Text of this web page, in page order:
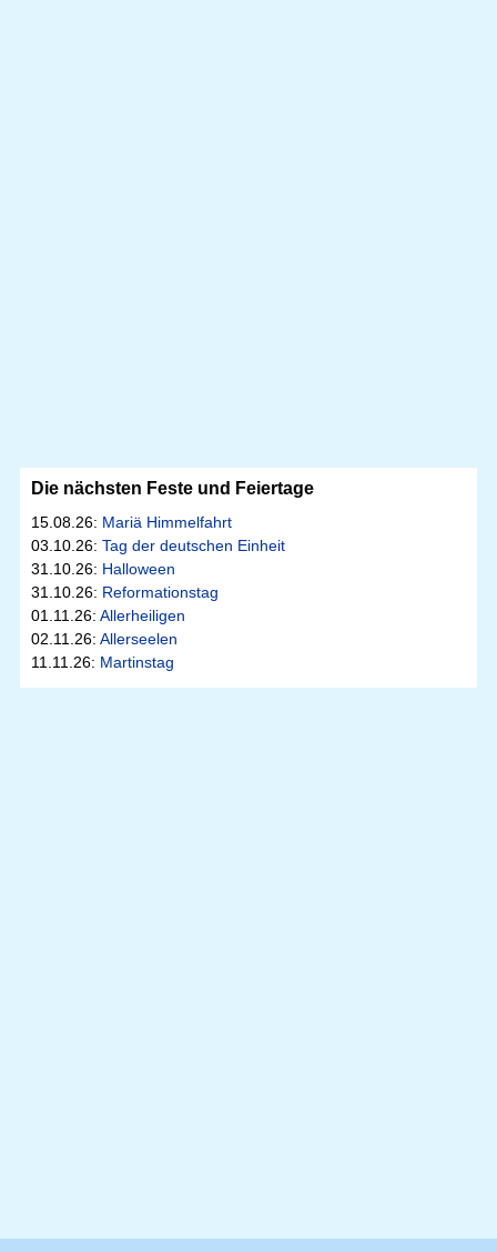
Die nächsten Feste und Feiertage
15.08.26: Mariä Himmelfahrt
03.10.26: Tag der deutschen Einheit
31.10.26: Halloween
31.10.26: Reformationstag
01.11.26: Allerheiligen
02.11.26: Allerseelen
11.11.26: Martinstag